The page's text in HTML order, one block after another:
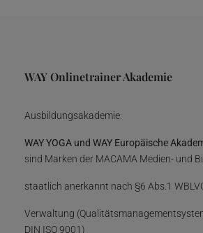
WAY Onlinetrainer Akademie
Ausbildungsakademie:
WAY YOGA und WAY Europäische
sind Marken der MACAMA Medien- und
staatlich anerkannt nach §6 Abs.1
Verwaltung
DIN ISO 9001)